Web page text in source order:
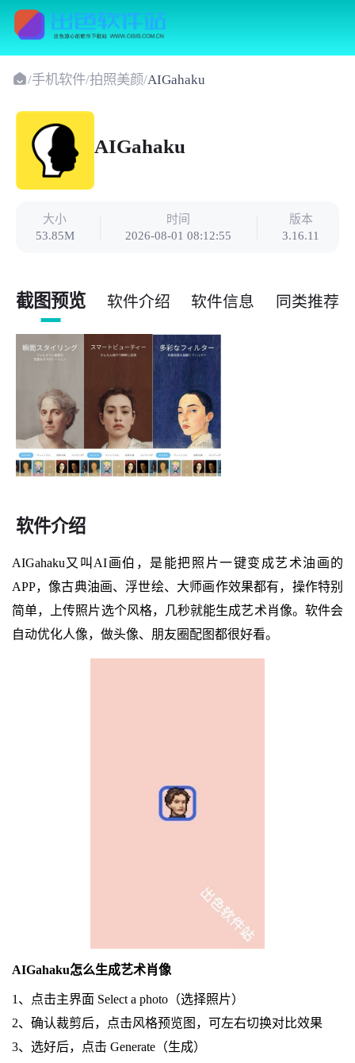
/手机软件/拍照美颜/AIGahaku
AIGahaku
大小
53.85M
时间
2026-08-01 08:12:55
版本
3.16.11
截图预览 软件介绍 软件信息 同类推荐
软件介绍
AIGahaku又叫AI画伯，是能把照片一键变成艺术油画的
APP，像古典油画、浮世绘、大师画作效果都有，操作特别
简单，上传照片选个风格，几秒就能生成艺术肖像。软件会
自动优化人像，做头像、朋友圈配图都很好看。
AIGahaku怎么生成艺术肖像
1、点击主界面 Select a photo（选择照片）
2、确认裁剪后，点击风格预览图，可左右切换对比效果
3、选好后，点击 Generate（生成）